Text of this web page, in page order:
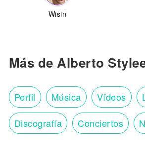
Wisin
Más de Alberto
Perfil Música Vídeos
Discografía Conciertos